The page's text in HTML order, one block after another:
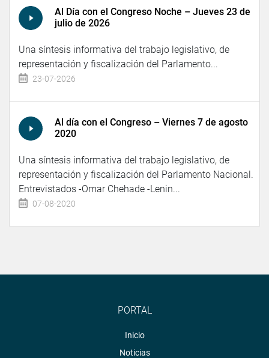
Al Día con el Congreso Noche – Jueves 23 de
julio de 2026
Una síntesis informativa del trabajo legislativo, de
representación y fiscalización del Parlamento...
23-07-2026
Al día con el Congreso – Viernes 7 de agosto
2020
Una síntesis informativa del trabajo legislativo, de
representación y fiscalización del Parlamento Nacional.
Entrevistados -Omar Chehade -Lenin...
07-08-2020
PORTAL
Inicio
Noticias